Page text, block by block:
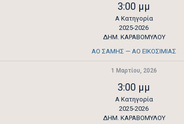
3:00 μμ
Α Κατηγορία
2025-2026
ΔΗΜ. ΚΑΡΑΒΟΜΥΛΟΥ
ΑΟ ΣΑΜΗΣ — ΑΟ ΕΙΚΟΣΙΜΙΑΣ
1 Μαρτίου, 2026
3:00 μμ
Α Κατηγορία
2025-2026
ΔΗΜ. ΚΑΡΑΒΟΜΥΛΟΥ